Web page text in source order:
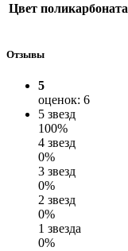
Цвет поликарбоната
Отзывы
5
оценок: 6
5 звезд
100%
4 звезд
0%
3 звезд
0%
2 звезд
0%
1 звезда
0%